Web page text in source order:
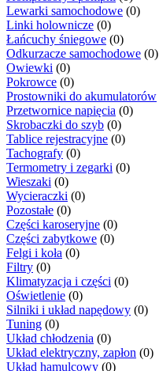
Lewarki samochodowe (0)
Linki holownicze (0)
Łańcuchy śniegowe (0)
Odkurzacze samochodowe (0)
Owiewki (0)
Pokrowce (0)
Prostowniki do akumulatorów
Przetwornice napięcia (0)
Skrobaczki do szyb (0)
Tablice rejestracyjne (0)
Tachografy (0)
Termometry i zegarki (0)
Wieszaki (0)
Wycieraczki (0)
Pozostałe (0)
Części karoseryjne (0)
Części zabytkowe (0)
Felgi i koła (0)
Filtry (0)
Klimatyzacja i części (0)
Oświetlenie (0)
Silniki i układ napędowy (0)
Tuning (0)
Układ chłodzenia (0)
Układ elektryczny, zapłon (0)
Układ hamulcowy (0)